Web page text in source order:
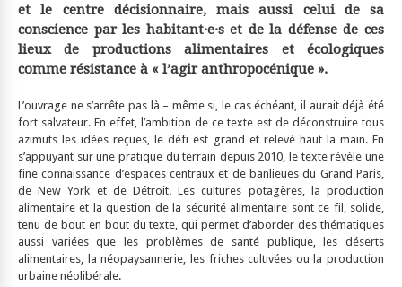
et le centre décisionnaire, mais aussi celui de sa
conscience par les habitant·e·s et de la défense de ces
lieux de productions alimentaires et écologiques
comme résistance à « l’agir anthropocénique ».
L’ouvrage ne s’arrête pas là – même si, le cas échéant, il aurait déjà été
fort salvateur. En effet, l’ambition de ce texte est de déconstruire tous
azimuts les idées reçues, le défi est grand et relevé haut la main. En
s’appuyant sur une pratique du terrain depuis 2010, le texte révèle une
fine connaissance d’espaces centraux et de banlieues du Grand Paris,
de New York et de Détroit. Les cultures potagères, la production
alimentaire et la question de la sécurité alimentaire sont ce fil, solide,
tenu de bout en bout du texte, qui permet d’aborder des thématiques
aussi variées que les problèmes de santé publique, les déserts
alimentaires, la néopaysannerie, les friches cultivées ou la production
urbaine néolibérale.